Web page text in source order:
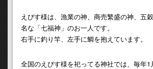
えびす様は、漁業の神、商売繁盛の神、五
名な「七福神」のお一人です。
右手に釣り竿、左手に鯛を抱えています。
全国のえびす様を祀ってる神社では、毎年1